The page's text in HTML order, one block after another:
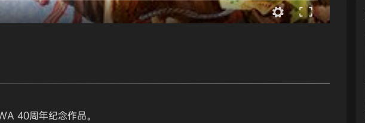
40周年纪念作品。